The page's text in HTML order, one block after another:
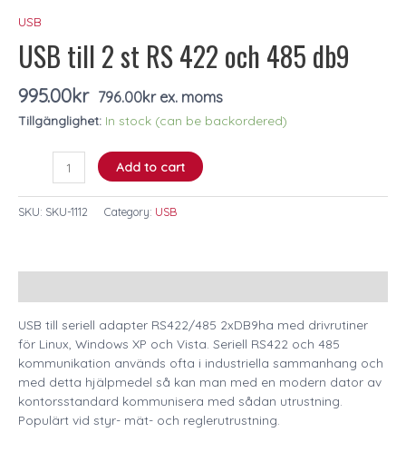
USB
USB till 2 st RS 422 och 485 db9
995.00kr 796.00krex. moms
Tillgänglighet: In stock (can be backordered)
422
och
485
quantity
Add to cart
SKU: SKU-1112 Category: USB
USB till seriell adapter RS422/485 2xDB9ha med drivrutiner
för Linux, Windows XP och Vista. Seriell RS422 och 485
kommunikation används ofta i industriella sammanhang och
med detta hjälpmedel så kan man med en modern dator av
kontorsstandard kommunisera med sådan utrustning.
Populärt vid styr- mät- och reglerutrustning.